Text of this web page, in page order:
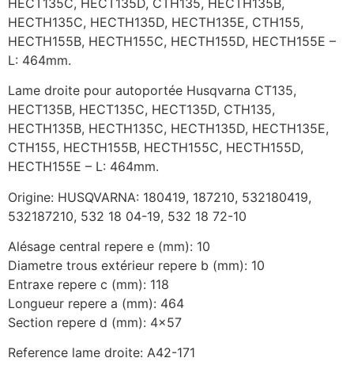
HECTH135C, HECTH135D, HECTH135E, CTH155,
HECTH155B, HECTH155C, HECTH155D, HECTH155E –
L: 464mm.
Lame droite pour autoportée Husqvarna CT135,
HECT135B, HECT135C, HECT135D, CTH135,
HECTH135B, HECTH135C, HECTH135D, HECTH135E,
CTH155, HECTH155B, HECTH155C, HECTH155D,
HECTH155E – L: 464mm.
Origine: HUSQVARNA: 180419, 187210, 532180419,
532187210, 532 18 04-19, 532 18 72-10
Alésage central repere e (mm): 10
Diametre trous extérieur repere b (mm): 10
Entraxe repere c (mm): 118
Longueur repere a (mm): 464
Section repere d (mm): 4×57
Reference lame droite: A42-171